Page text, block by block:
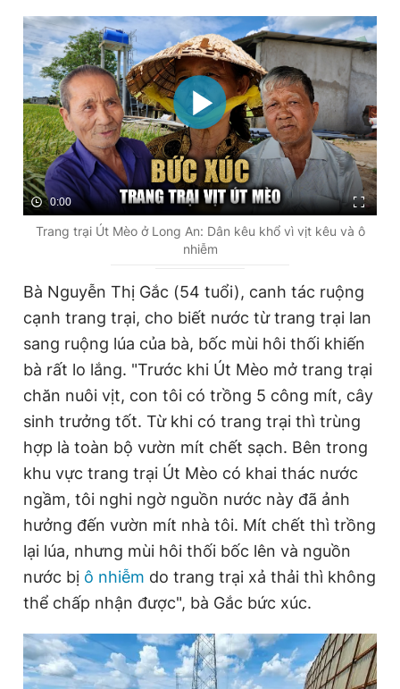
0:00
Trang trại Út Mèo ở Long An: Dân kêu khổ vì vịt kêu và ô
nhiễm
Bà Nguyễn Thị Gắc (54 tuổi), canh tác ruộng
cạnh trang trại, cho biết nước từ trang trại lan
sang ruộng lúa của bà, bốc mùi hôi thối khiến
bà rất lo lắng. "Trước khi Út Mèo mở trang trại
chăn nuôi vịt, con tôi có trồng 5 công mít, cây
sinh trưởng tốt. Từ khi có trang trại thì trùng
hợp là toàn bộ vườn mít chết sạch. Bên trong
khu vực trang trại Út Mèo có khai thác nước
ngầm, tôi nghi ngờ nguồn nước này đã ảnh
hưởng đến vườn mít nhà tôi. Mít chết thì trồng
lại lúa, nhưng mùi hôi thối bốc lên và nguồn
nước bị ô nhiễm do trang trại xả thải thì không
thể chấp nhận được", bà Gắc bức xúc.